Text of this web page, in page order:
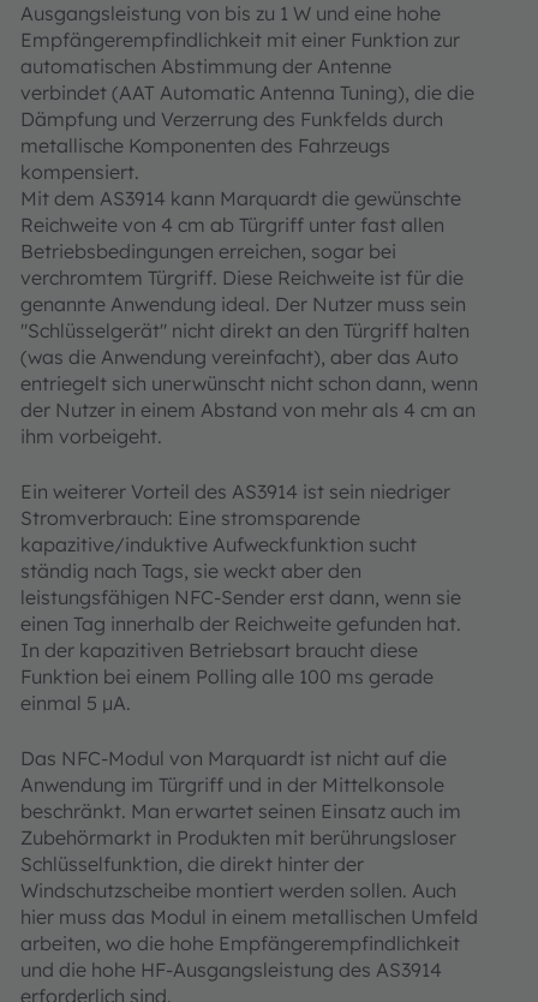
Ausgangsleistung von bis zu 1 W und eine hohe
Empfängerempfindlichkeit mit einer Funktion zur
automatischen Abstimmung der Antenne
verbindet (AAT Automatic Antenna Tuning), die die
Dämpfung und Verzerrung des Funkfelds durch
metallische Komponenten des Fahrzeugs
kompensiert.
Mit dem AS3914 kann Marquardt die gewünschte
Reichweite von 4 cm ab Türgriff unter fast allen
Betriebsbedingungen erreichen, sogar bei
verchromtem Türgriff. Diese Reichweite ist für die
genannte Anwendung ideal. Der Nutzer muss sein
"Schlüsselgerät" nicht direkt an den Türgriff halten
(was die Anwendung vereinfacht), aber das Auto
entriegelt sich unerwünscht nicht schon dann, wenn
der Nutzer in einem Abstand von mehr als 4 cm an
ihm vorbeigeht.
Ein weiterer Vorteil des AS3914 ist sein niedriger
Stromverbrauch: Eine stromsparende
kapazitive/induktive Aufweckfunktion sucht
ständig nach Tags, sie weckt aber den
leistungsfähigen NFC-Sender erst dann, wenn sie
einen Tag innerhalb der Reichweite gefunden hat.
In der kapazitiven Betriebsart braucht diese
Funktion bei einem Polling alle 100 ms gerade
einmal 5 µA.
Das NFC-Modul von Marquardt ist nicht auf die
Anwendung im Türgriff und in der Mittelkonsole
beschränkt. Man erwartet seinen Einsatz auch im
Zubehörmarkt in Produkten mit berührungsloser
Schlüsselfunktion, die direkt hinter der
Windschutzscheibe montiert werden sollen. Auch
hier muss das Modul in einem metallischen Umfeld
arbeiten, wo die hohe Empfängerempfindlichkeit
und die hohe HF-Ausgangsleistung des AS3914
erforderlich sind.